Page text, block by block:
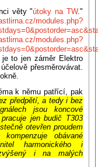
věty "útoky na TW."
modules.php?
modules.php?
to jen záměr Elektro
přesměrovávat.
k němu patřící, pak
předpětí, a tedy i bez
jsou koncové
jen budič T303
otevřen proudem
obávané
harmonického i
i na malých